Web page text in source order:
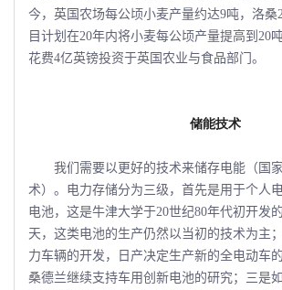
今，英国农场每公顷小麦产量约达9吨，洛桑
目计划在20年内将小麦每公顷产量提高到20
花费4亿英镑投资于英国农业与食品部门。
储能技术
我们需要以更好的技术来储存电能（国
术）。电力存储分为三级，首先是用于个人
电池，这是牛津大学于20世纪80年代初开发
天，这类电池的生产仍然以当初的技术为主
力车辆的开发，日产决定生产新的全电动车
桑德兰继续支持车用创新电池的研究；三是